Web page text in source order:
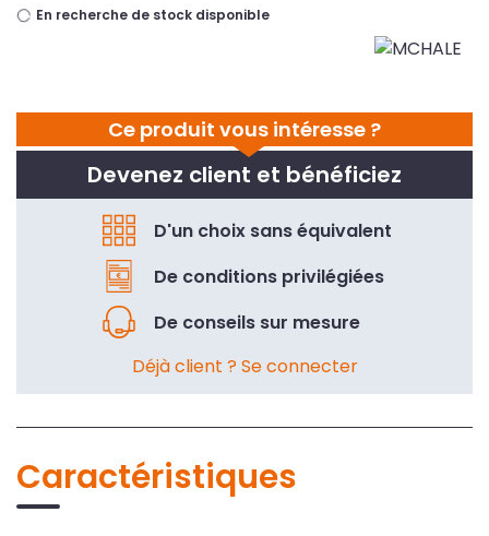
Ce produit vous intéresse ?
Devenez client et bénéficiez
D'un choix sans équivalent
De conditions privilégiées
De conseils sur mesure
Déjà client ? Se connecter
En recherche de stock disponible
Caractéristiques